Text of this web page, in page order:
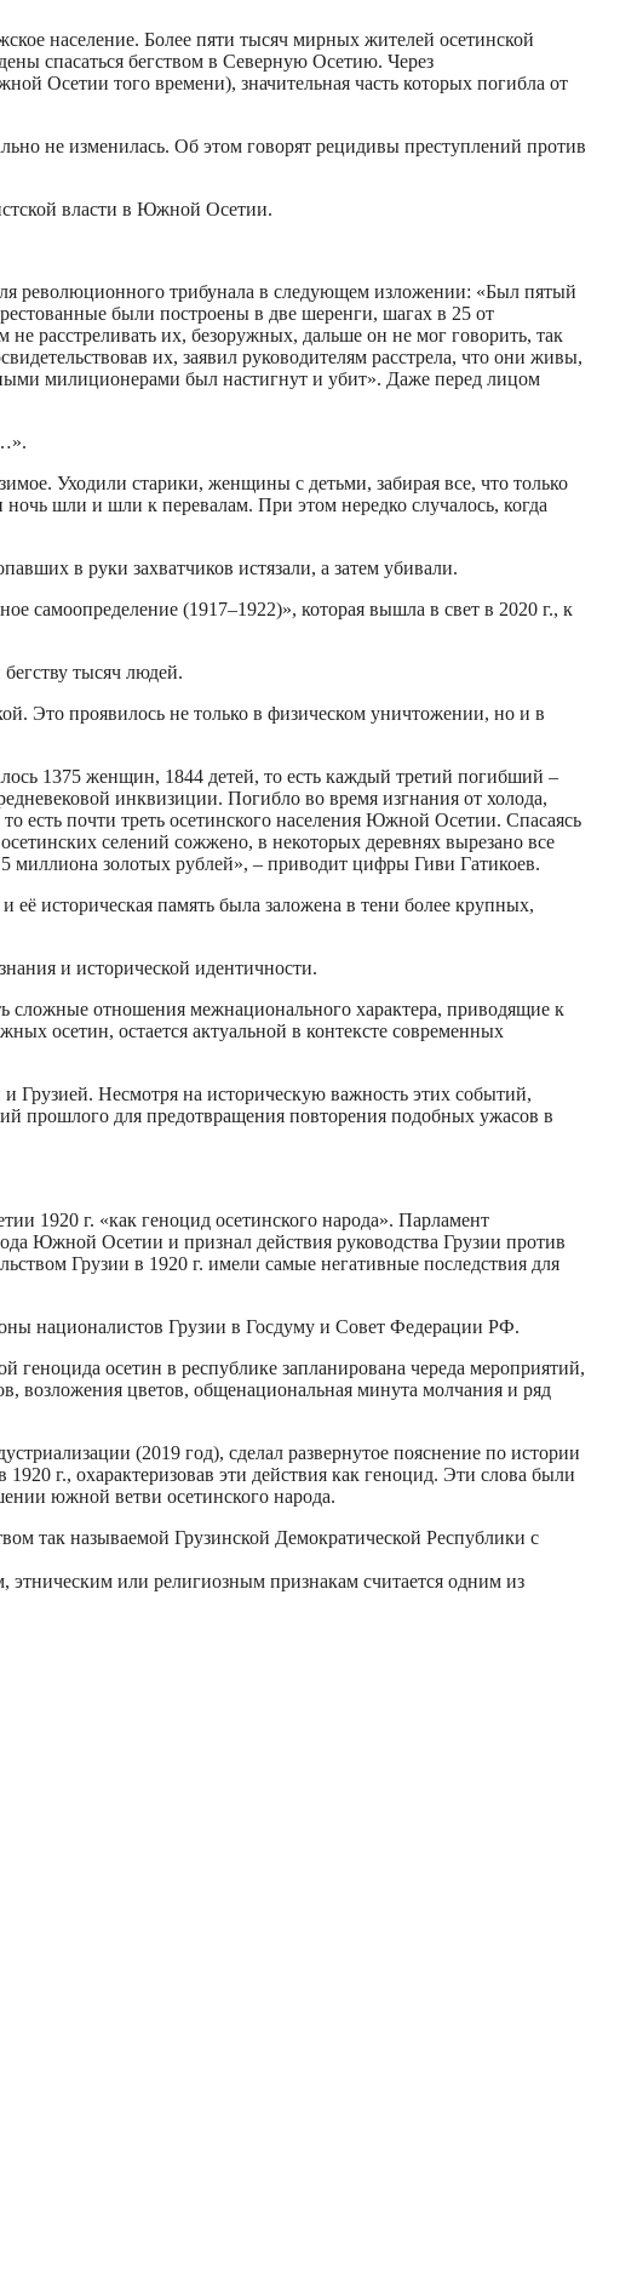
население. Более пяти тысяч мирных жителей осетинской
спасаться бегством в Северную Осетию. Через
Осетии того времени), значительная часть которых погибла от
не изменилась. Об этом говорят рецидивы преступлений против
власти в Южной Осетии.
революционного трибунала в следующем изложении: «Был пятый
были построены в две шеренги, шагах в 25 от
расстреливать их, безоружных, дальше он не мог говорить, так
их, заявил руководителям расстрела, что они живы,
милиционерами был настигнут и убит». Даже перед лицом
Уходили старики, женщины с детьми, забирая все, что только
шли и шли к перевалам. При этом нередко случалось, когда
в руки захватчиков истязали, а затем убивали.
самоопределение (1917–1922)», которая вышла в свет в 2020 г., к
тысяч людей.
Это проявилось не только в физическом уничтожении, но и в
1375 женщин, 1844 детей, то есть каждый третий погибший –
инквизиции. Погибло во время изгнания от холода,
есть почти треть осетинского населения Южной Осетии. Спасаясь
селений сожжено, в некоторых деревнях вырезано все
золотых рублей», – приводит цифры Гиви Гатикоев.
историческая память была заложена в тени более крупных,
и исторической идентичности.
сложные отношения межнационального характера, приводящие к
осетин, остается актуальной в контексте современных
Грузией. Несмотря на историческую важность этих событий,
прошлого для предотвращения повторения подобных ужасов в
1920 г. «как геноцид осетинского народа». Парламент
Южной Осетии и признал действия руководства Грузии против
Грузии в 1920 г. имели самые негативные последствия для
националистов Грузии в Госдуму и Совет Федерации РФ.
осетин в республике запланирована череда мероприятий,
возложения цветов, общенациональная минута молчания и ряд
(2019 год), сделал развернутое пояснение по истории
г., охарактеризовав эти действия как геноцид. Эти слова были
южной ветви осетинского народа.
так называемой Грузинской Демократической Республики с
или религиозным признакам считается одним из